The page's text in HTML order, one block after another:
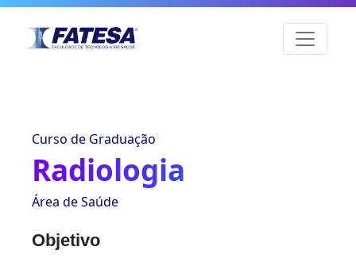
Curso de Graduação
Radiologia
Área de Saúde
Objetivo